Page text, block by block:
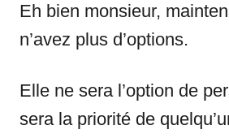
Eh bien monsieur,
n’avez plus d’options.
Elle ne sera l’option de
sera la priorité de